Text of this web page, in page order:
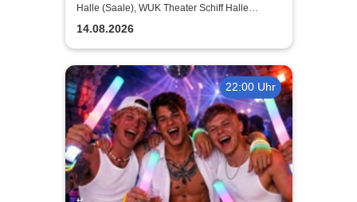
Jazzkollektiv
Sommerkollektion
Halle (Saale), WUK Theater Schiff Halle
(Saale)
14.08.2026
22:00 Uhr